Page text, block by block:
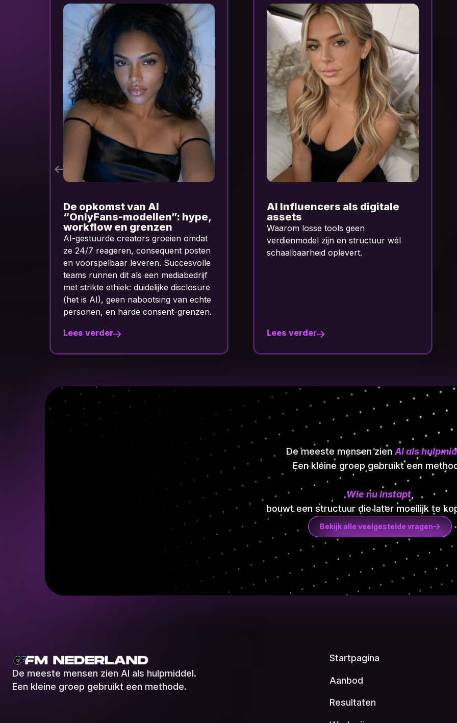
AI Influencers als digitale
assets
Waarom losse tools geen
verdienmodel zijn en structuur wél
schaalbaarheid oplevert.
Lees verder
Waarom faceless
ondernemen terrein wint
Waarom losse tools geen
verdienmodel zijn en structuur wél
schaalbaarheid oplevert.
Lees verder
De meeste mensen zien AI als
Een kleine groep gebruikt een
Wie nu instapt
bouwt een structuur die later moeilijk te
Bekijk alle veelgestelde vragen
De meeste mensen zien AI als hulpmiddel.
Een kleine groep gebruikt een methode.
Startpagina
Aanbod
Resultaten